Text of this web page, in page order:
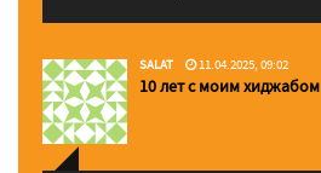
SALAT 11.04.2025, 09:02
10 лет с моим хиджабом